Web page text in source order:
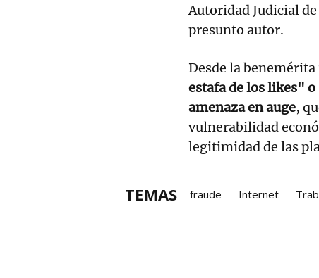
Autoridad Judicial
presunto autor.
Desde la
estafa de los likes"
amenaza en auge,
vulnerabilidad
legitimidad de las
TEMAS fraude Internet